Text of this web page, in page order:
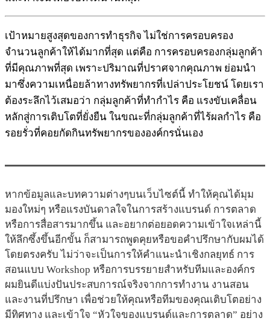
เป้าหมายสูงสุดของการทำธุรกิจ ไม่ใช่การครอบครอง
จำนวนลูกค้าให้ได้มากที่สุด แต่คือ การครอบครองกลุ่มลูกค้า
ที่มีคุณภาพที่สุด เพราะปริมาณที่ปราศจากคุณภาพ ย่อมนำ
มาซึ่งความเหนื่อยล้าทางทรัพยากรที่เปล่าประโยชน์ โดยเรา
ต้องระลึกไว้เสมอว่า กลุ่มลูกค้าที่ทำกำไร คือ แรงขับเคลื่อน
หลักสู่การเติบโตที่ยั่งยืน ในขณะที่กลุ่มลูกค้าที่ไร้ผลกำไร คือ
รอยรั่วที่คอยกัดกินทรัพยากรขององค์กรนั่นเอง
หากข้อมูลและบทความต่างๆบนเว็บไซต์นี้ ทำให้คุณได้มุม
มองใหม่ๆ หรือแรงบันดาลใจในการสร้างแบรนด์ การตลาด
หรือการสื่อสารมากขึ้น และอยากต่อยอดความเข้าใจเหล่านี้
ให้ลึกซึ้งขึ้นอีกขั้น ก็สามารถพูดคุยหรือขอคำปรึกษากับผมได้
โดยตรงครับ ไม่ว่าจะเป็นการให้คำแนะนำเชิงกลยุทธ์ การ
สอนแบบ Workshop หรือการบรรยายสำหรับทีมและองค์กร
ผมยินดีแบ่งปันประสบการณ์จริงจากการทำงาน งานสอน
และงานที่ปรึกษา เพื่อช่วยให้คุณหรือทีมของคุณเติบโตอย่าง
มีทิศทาง และเข้าใจ “หัวใจของแบรนด์และการตลาด” อย่าง